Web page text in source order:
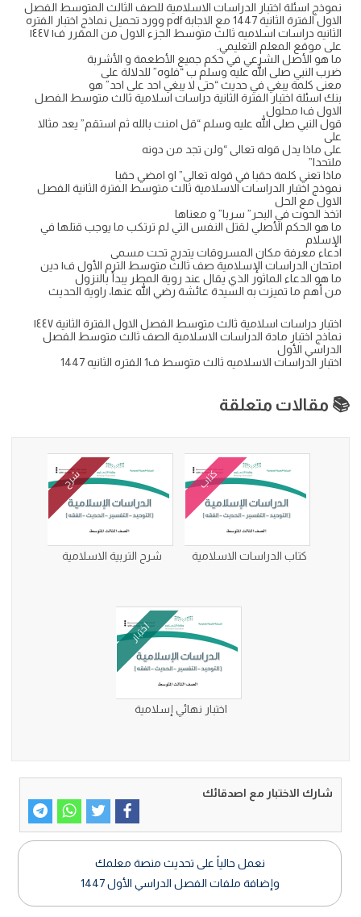
نموذج اسئلة اختبار الدراسات الاسلامية للصف الثالث المتوسط الفصل
الاول الفترة الثانية 1447 مع الاجابة pdf وورد تحميل نماذج اختبار الفتره
الثانيه دراسات اسلاميه ثالث متوسط الجزء الاول من المقرر ف١ ١٤٤٧
على موقع المعلم التعليمي.
ما هو الأصل الشرعي في حكم جميع الأطعمة و الأشربة
ضرب النبي صلى الله عليه وسلم ب “فلوه” للدلالة على
معنى كلمة يبغي في حديث “حتى لا يبغي احد على احد” هو
بنك اسئلة اختبار الفترة الثانية دراسات اسلامية ثالث متوسط الفصل
الاول ف١ محلول
قول النبي صلى الله عليه وسلم “قل امنت بالله ثم استقم” يعد مثالا
على
على ماذا يدل قوله تعالى “ولن تجد من دونه
ملتحدا”
ماذا تعني كلمة حقبا في قوله تعالى” او امضي حقبا
نموذج اختبار الدراسات الاسلامية ثالث متوسط الفترة الثانية الفصل
الاول مع الحل
اتخذ الحوت في البحر” سربا” و معناها
ما هو الحكم الأصلي لقتل النفس التي لم ترتكب ما يوجب قتلها في
الإسلام
ادعاء معرفة مكان المسروقات يتدرج تحت مسمى
امتحان الدراسات الإسلامية صف ثالث متوسط الترم الأول ف١ دين
ما هو الدعاء الماثور الذي يقال عند روية المطر يبدأ بالنزول
من أهم ما تميزت به السيدة عائشة رضي الله عنها، راوية الحديث
اختبار دراسات اسلامية ثالث متوسط الفصل الاول الفترة الثانية ١٤٤٧
نماذج اختبار مادة الدراسات الاسلامية الصف ثالث متوسط الفصل
الدراسي الأول
اختبار الدراسات الاسلاميه ثالث متوسط ف1 الفتره الثانيه 1447
📚 مقالات متعلقة
كتاب
كتاب الدراسات الاسلامية
شرح
شرح التربية الاسلامية
اختبار
اختبار نهائي إسلامية
شارك الاختبار مع اصدقائك
نعمل حالياً على تحديث منصة معلمك
وإضافة ملفات الفصل الدراسي الأول 1447